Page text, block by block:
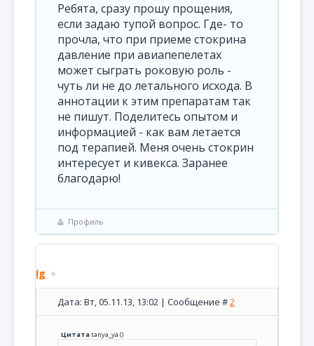
Ребята, сразу прошу прощения,
если задаю тупой вопрос. Где- то
прочла, что при приеме стокрина
давление при авиапепелетах
может сыграть роковую роль -
чуть ли не до летального исхода. В
аннотации к этим препаратам так
не пишут. Поделитесь опытом и
информацией - как вам летается
под терапией. Меня очень стокрин
интересует и кивекса. Заранее
благодарю!
Профиль
Ig
Дата: Вт, 05.11.13, 13:02 | Сообщение #2
Цитатаtanya_ya ()